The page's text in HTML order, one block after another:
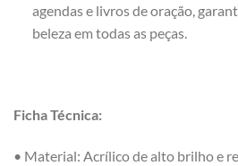
agendas e livros de oração,
beleza em todas as peças.
Ficha Técnica:
• Material: Acrílico de alto brilho e